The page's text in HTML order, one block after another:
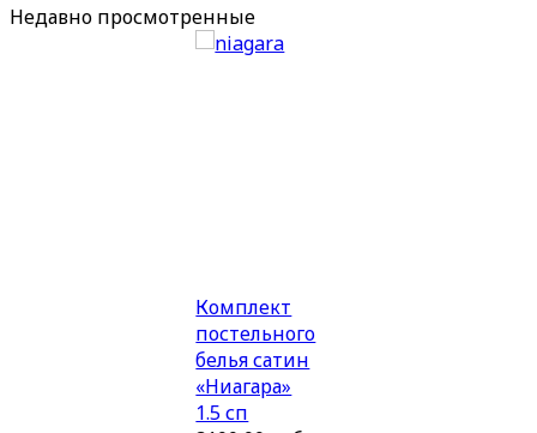
Недавно просмотренные
Комплект
постельного
белья сатин
«Ниагара»
1.5 сп